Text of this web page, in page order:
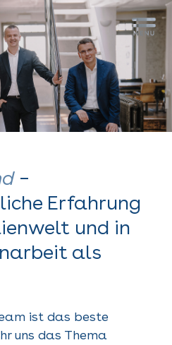
–
Erfahrung
und in
als
ist das beste
uns das Thema